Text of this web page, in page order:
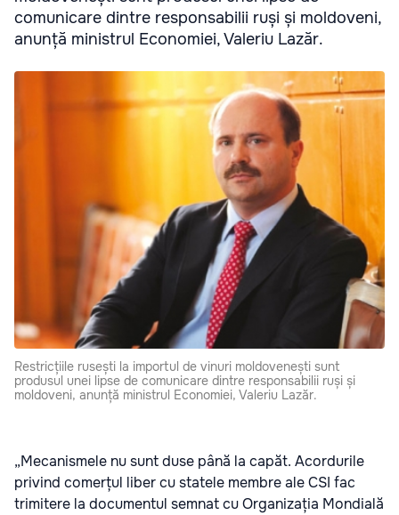
comunicare dintre responsabilii ruși și moldoveni,
anunță ministrul Economiei, Valeriu Lazăr.
Restricțiile rusești la importul de vinuri moldovenești sunt
produsul unei lipse de comunicare dintre responsabilii ruși și
moldoveni, anunță ministrul Economiei, Valeriu Lazăr.
„Mecanismele nu sunt duse până la capăt. Acordurile
privind comerțul liber cu statele membre ale CSI fac
trimitere la documentul semnat cu Organizația Mondială